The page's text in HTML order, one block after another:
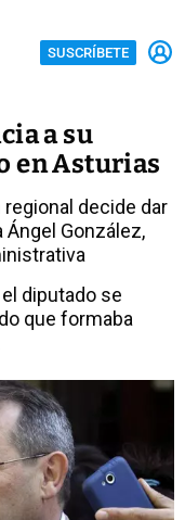
SUSCRÍBETE
a su
en Asturias
decide dar
Ángel González,
diputado se
que formaba